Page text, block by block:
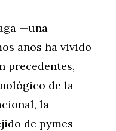
—una
años ha vivido
precedentes,
de la
la
de pymes